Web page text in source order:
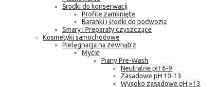
Środki do konserwacji
Profile zamknięte
Baranki i środki do podwozia
Smary i Preparaty czyszczące
Kosmetyki samochodowe
Pielęgnacja na zewnątrz
Mycie
Piany Pre-Wash
Neutralne pH 6-9
Zasadowe pH 10-13
Wysoko zasadowe pH >13